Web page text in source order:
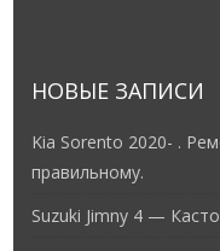
НОВЫЕ ЗАПИСИ
Kia Sorento 2020- .
правильному.
Suzuki Jimny 4 —